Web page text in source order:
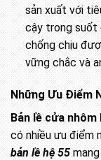
sản xuất với
cậy trong suốt
chống chịu
vững chắc và
Những Ưu Điểm
Bản lề cửa nhôm
có nhiều ưu điểm
bản lề hệ 55 mang